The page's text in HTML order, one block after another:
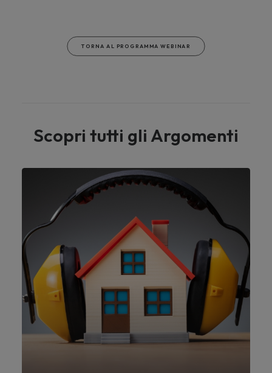
TORNA AL PROGRAMMA WEBINAR
Scopri tutti gli Argomenti